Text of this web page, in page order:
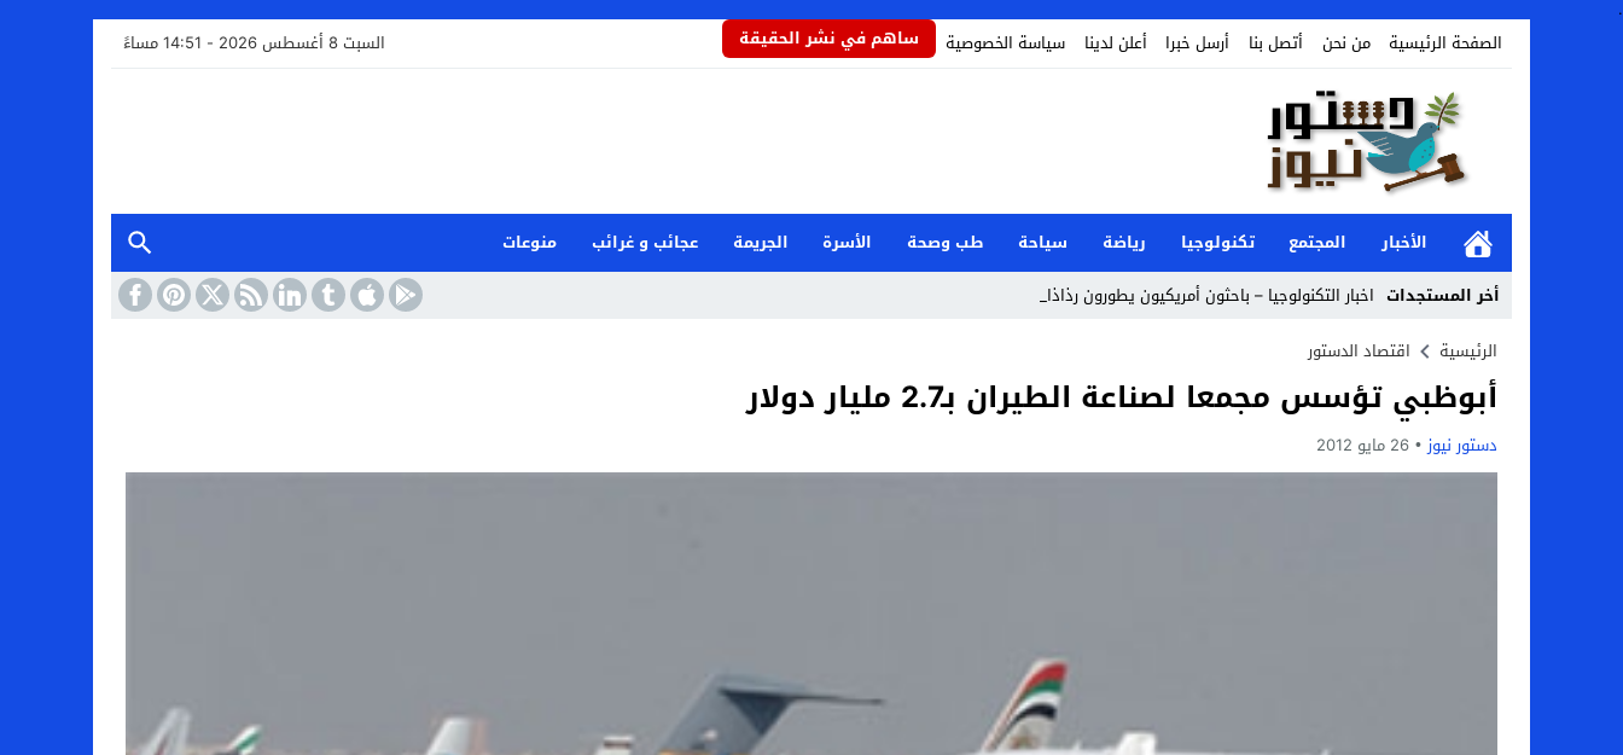
.
الصفحة الرئيسية
من نحن أتصل بنا أرسل خبرا أعلن لدينا سياسة الخصوصية ساهم في نشر الحقيقة السبت 8 أغسطس 2026 - 14:51 مساءً
الأخبار المجتمع تكنولوجيا رياضة سياحة طب وصحة الأسرة الجريمة عجائب و غرائب
منوعات
أخر المستجدات اخبار التكنولوجيا – باحثون أمريكيون يطورون رذاذاً يحمي المح _
Stop
Previous
Next
الرئيسية اقتصاد الدستور
أبوظبي تؤسس مجمعا لصناعة الطيران بـ2.7 مليار دولار
دستور نيوز 26 مايو 2012